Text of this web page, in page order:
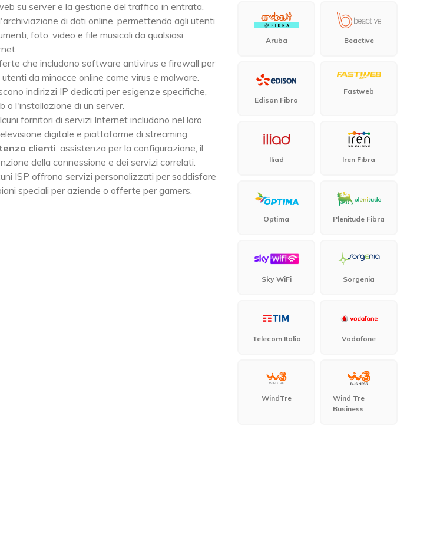
su server e la gestione del traffico in entrata.
di dati online, permettendo agli utenti
foto, video e file musicali da qualsiasi
che includono software antivirus e firewall per
da minacce online come virus e malware.
indirizzi IP dedicati per esigenze specifiche,
o l'installazione di un server.
fornitori di servizi Internet includono nel loro
digitale e piattaforme di streaming.
clienti: assistenza per la configurazione, il
della connessione e dei servizi correlati.
ISP offrono servizi personalizzati per soddisfare
speciali per aziende o offerte per gamers.
Aruba Beactive
Edison Fibra
Fastweb
Iliad Iren Fibra
Optima Plenitude Fibra
Sky WiFi Sorgenia
Telecom Italia Vodafone
WindTre
Wind Tre
Business